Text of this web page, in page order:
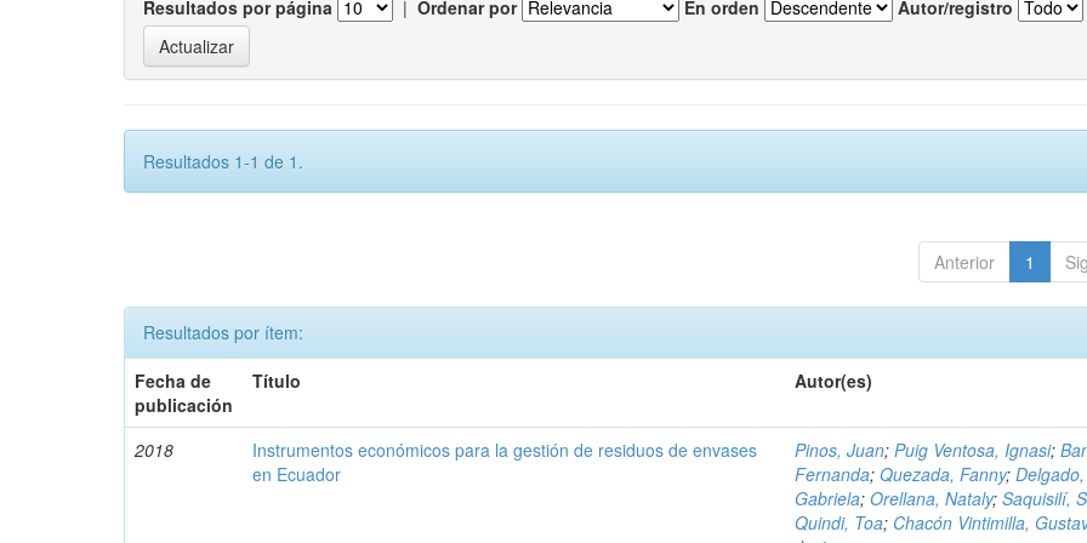
Resultados por página | Ordenar por En orden Autor/registro
Resultados 1-1 de 1.
Anterior 1
Resultados por ítem:
Fecha de
publicación
Título Autor(es)
2018
Instrumentos económicos para la gestión de residuos de envases
en Ecuador
Pinos, Juan;Puig Ventosa, Ignasi;
Fernanda;Quezada, Fanny;Delgado,
Gabriela;Orellana, Nataly;Saquisilí,
Quindi, Toa; Chacón Vintimilla,